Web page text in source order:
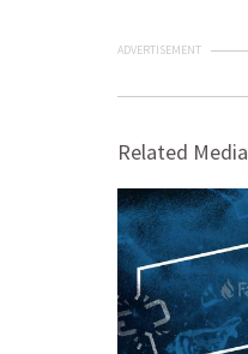
ADVERTISEMENT
Related Media